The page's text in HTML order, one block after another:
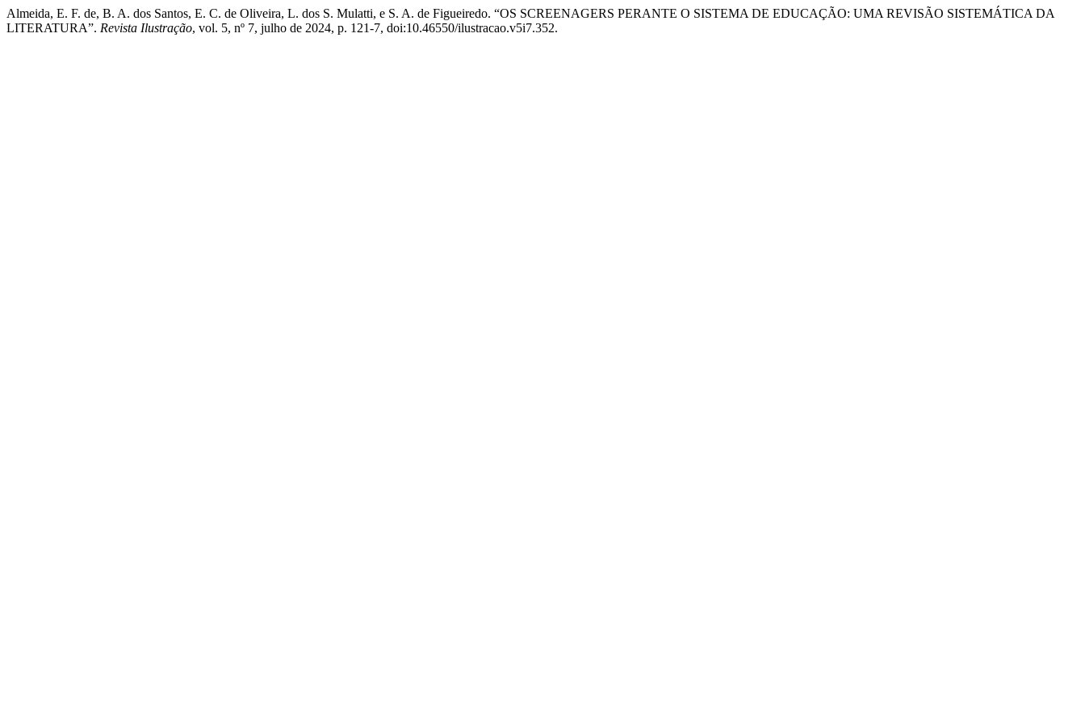
Almeida, E. F. de, B. A. dos Santos, E. C. de Oliveira, L. dos S. Mulatti, e S. A. de Figueiredo. “OS SCREENAGERS PERANTE O SISTEMA DE EDUCAÇÃO: UMA REVISÃO SISTEMÁTICA DA
LITERATURA”. Revista Ilustração, vol. 5, nº 7, julho de 2024, p. 121-7, doi:10.46550/ilustracao.v5i7.352.